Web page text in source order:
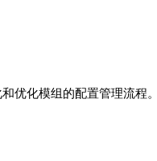
优化模组的配置管理流